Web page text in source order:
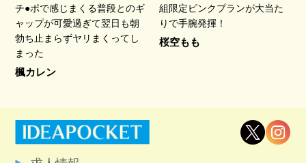
チ●ポで感じまくる普段とのギ
ャップが可愛過ぎて翌日も朝
勃ち止まらずヤリまくってし
まった
楓カレン
組限定ピンクプランが大当た
りで手腕発揮！
桜空もも